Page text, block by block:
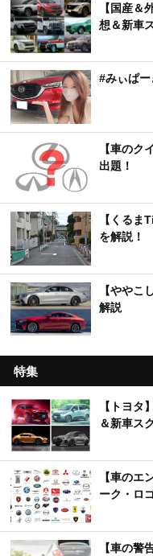
【国産＆
想＆新車
#みぃぱー
【車のク
出題！
【くるま
を解説！
【ややこ
解説
特集
【トヨタ
＆新車ス
【車のエ
ーク・ロ
【車の警